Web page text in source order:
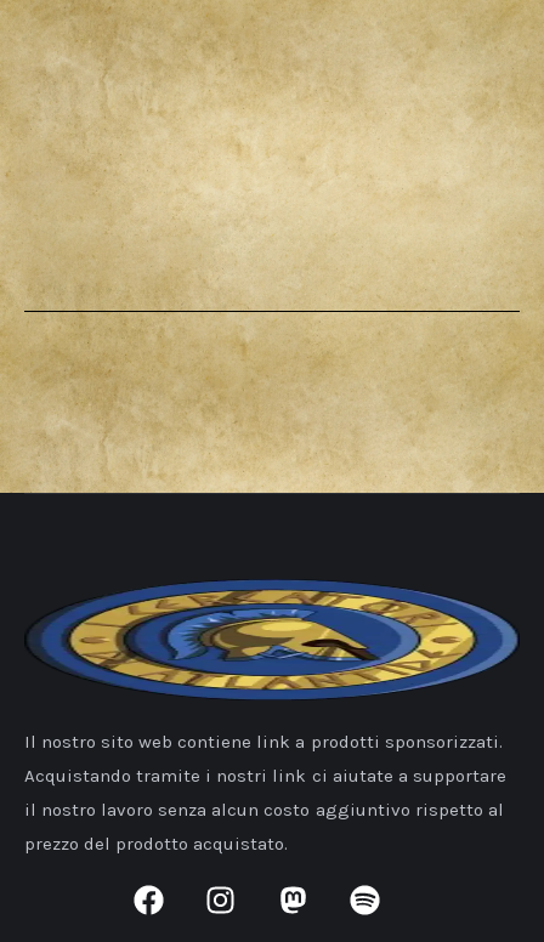
Il nostro sito web contiene link a prodotti sponsorizzati.
Acquistando tramite i nostri link ci aiutate a supportare
il nostro lavoro senza alcun costo aggiuntivo rispetto al
prezzo del prodotto acquistato.